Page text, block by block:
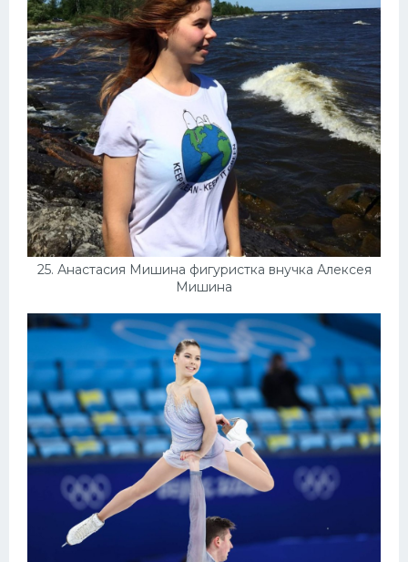
25. Анастасия Мишина фигуристка внучка Алексея
Мишина